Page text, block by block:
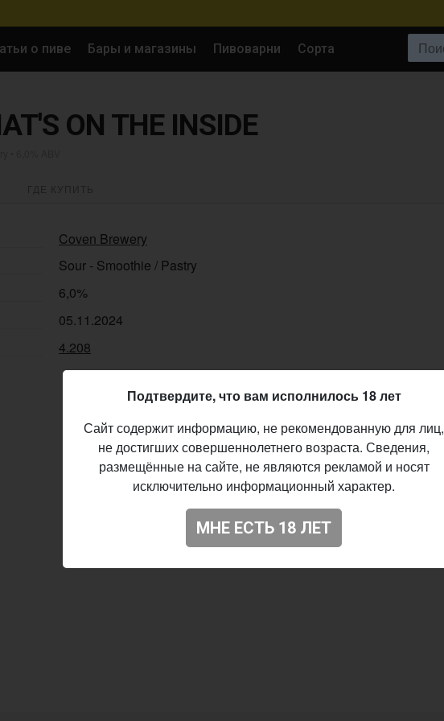
о пиве Бары и магазины Пивоварни Сорта
ON THE INSIDE
Coven Brewery
Sour - Smoothie / Pastry
6,0%
05.11.2024
4.208
Подтвердите, что вам исполнилось 18 лет
Сайт содержит информацию, не рекомендованную для лиц,
не достигших совершеннолетнего возраста. Сведения,
размещённые на сайте, не являются рекламой и носят
исключительно информационный характер.
МНЕ ЕСТЬ 18 ЛЕТ